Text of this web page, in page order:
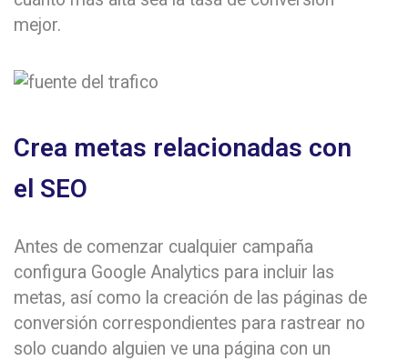
mejor.
Crea metas relacionadas con
el SEO
Antes de comenzar cualquier campaña
configura Google Analytics para incluir las
metas, así como la creación de las páginas de
conversión correspondientes para rastrear no
solo cuando alguien ve una página con un